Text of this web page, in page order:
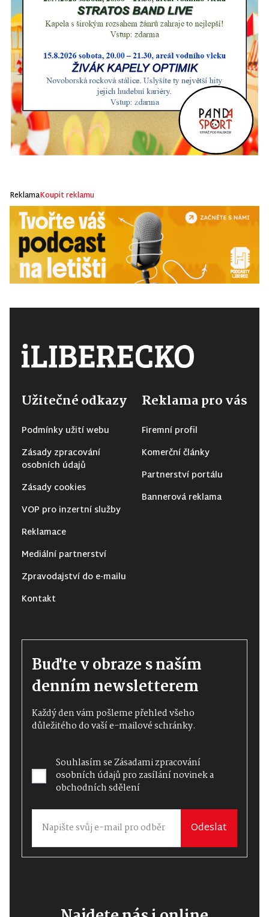
ReklamaKoupit reklamu
Užitečné odkazy
Podmínky užití webu
Zásady zpracování
osobních údajů
Zásady cookies
VOP pro inzertní služby
Reklamace
Mediální partnerství
Zpravodajství do e-mailu
Kontakt
Reklama pro vás
Firemní profil
Komerční články
Partnerství portálu
Bannerová reklama
Buďte v obraze s naším
denním newsletterem
Každý den vám pošleme přehled všeho
důležitého do vaší e-mailové schránky.
Souhlasím seZásadami zpracování
osobních údajůpro zasílání novinek a
obchodních sdělení
Odeslat